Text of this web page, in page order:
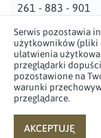
261 - 883 - 901
Adres
ul. Juzistek 2
05-131 Zegrze
Profil Profil
Serwis pozostawia
użytkowników (pliki
ułatwienia
przeglądarki
pozostawione na
warunki
przeglądarce.
AKCEPTUJĘ